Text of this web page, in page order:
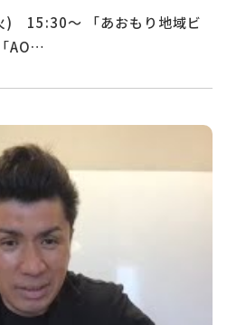
) 15:30～ 「あおもり地域ビ
AO…